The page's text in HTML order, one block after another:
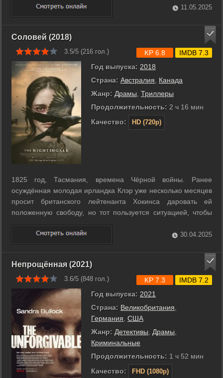
- хотя Бэн находит оправдания странному поведению
хозяев, у Луиз они вызывают всё больше ...
11.05.2025
Соловей (2018)
3.5/5 (216 гол.)
Год выпуска: 2018
Страна: Австралия, Канада
Жанр: Драмы, Триллеры
Продолжительность: 2 ч 16 мин
Качество:
HD (720p)
KP 6.8 IMDB 7.3
1825 год, Тасмания, времена Чёрной войны. Ранее
осуждённая молодая ирландка Клэр уже несколько месяцев
просит британского лейтенанта Хокинса даровать ей
положенную свободу, но тот пользуется ситуацией, чтобы
удовлетворять свою похоть. Однажды муж Клэр идёт
требовать законные бумаги, но добивается ровно обратного
- офицер и двое его подчинённых не ...
30.04.2025
Непрощённая (2021)
3.6/5 (848 гол.)
Год выпуска: 2021
Страна: Великобритания
Германия США
Жанр: Детективы Драмы
Криминальные
Продолжительность: 1 ч 52 мин
Качество:
FHD (1080p)
KP 7.3 IMDB 7.2